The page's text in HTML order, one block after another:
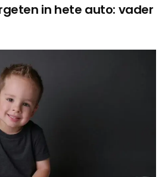
in hete auto: vader